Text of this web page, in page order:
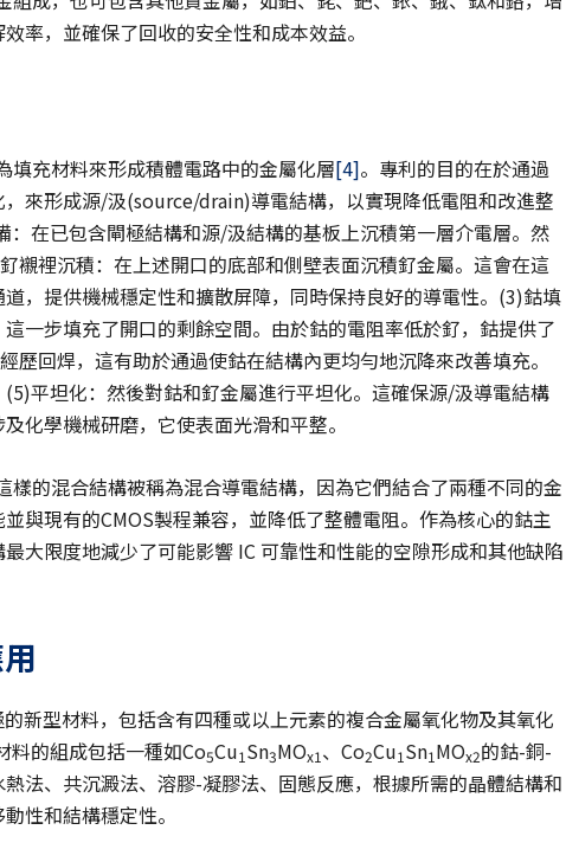
率，並確保了回收的安全性和成本效益。
填充材料來形成積體電路中的金屬化層[4]。專利的目的在於通過
來形成源/汲(source/drain)導電結構，以實現降低電阻和改進整
在已包含閘極結構和源/汲結構的基板上沉積第一層介電層。然
襯裡沉積：在上述開口的底部和側壁表面沉積釕金屬。這會在這
，提供機械穩定性和擴散屏障，同時保持良好的導電性。(3)鈷填
一步填充了開口的剩餘空間。由於鈷的電阻率低於釕，鈷提供了
回焊，這有助於通過使鈷在結構內更均勻地沉降來改善填充。
平坦化：然後對鈷和釕金屬進行平坦化。這確保源/汲導電結構
化學機械研磨，它使表面光滑和平整。
的混合結構被稱為混合導電結構，因為它們結合了兩種不同的金
與現有的CMOS製程兼容，並降低了整體電阻。作為核心的鈷主
大限度地減少了可能影響 IC 可靠性和性能的空隙形成和其他缺陷
新型材料，包括含有四種或以上元素的複合金屬氧化物及其氧化
料的組成包括一種如Co5Cu1Sn3MOx1、Co2Cu1Sn1MOx2的鈷-銅-
法、共沉澱法、溶膠-凝膠法、固態反應，根據所需的晶體結構和
性和結構穩定性。